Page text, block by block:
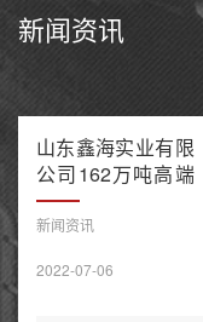
新闻资讯
山东鑫海实业有限
公司162万吨高端
不锈钢项目产能置
换方案公示
新闻资讯
2022-07-06